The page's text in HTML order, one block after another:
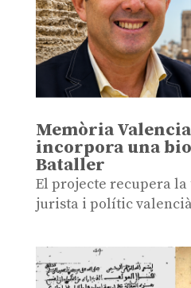
Memòria
incorpora una
Bataller
El projecte recupera
jurista i polític valencià